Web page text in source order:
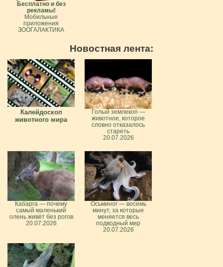
Бесплатно и без
рекламы!
Мобильные
приложения
ЗООГАЛАКТИКА
Новостная лента:
Калейдоскоп
животного мира
Голый землекоп —
животное, которое
словно отказалось
стареть
20.07.2026
Кабарга — почему
самый маленький
олень живёт без рогов
20.07.2026
Осьминог — восемь
минут, за которые
меняется весь
подводный мир
20.07.2026